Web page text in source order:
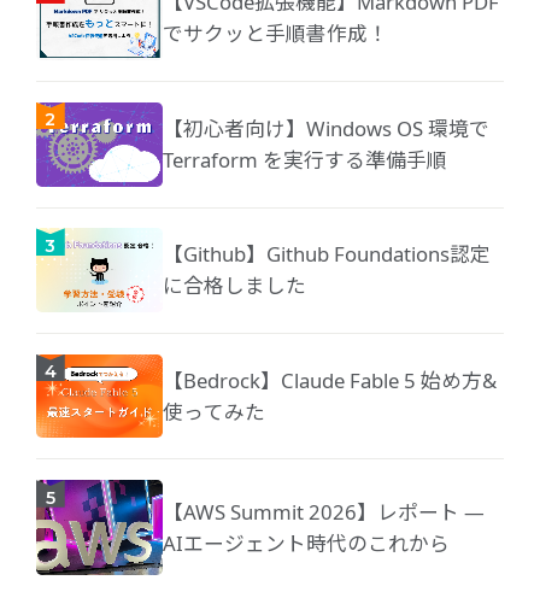
でサクッと手順書作成！
【初心者向け】Windows OS 環境で
Terraform を実行する準備手順
【Github】Github Foundations認定
に合格しました
【Bedrock】Claude Fable 5 始め方&
使ってみた
【AWS Summit 2026】レポート ―
AIエージェント時代のこれから